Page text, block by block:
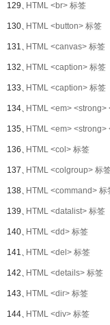
129、HTML <br> 标签
130、HTML <button> 标签
131、HTML <canvas> 标签
132、HTML <caption> 标签
133、HTML <caption> 标签
134、HTML <em>
135、HTML <em>
136、HTML <col> 标签
137、HTML <colgroup> 标
138、HTML <command> 标
139、HTML <datalist> 标签
140、HTML <dd> 标签
141、HTML <del> 标签
142、HTML <details> 标签
143、HTML <dir> 标签
144、HTML <div> 标签